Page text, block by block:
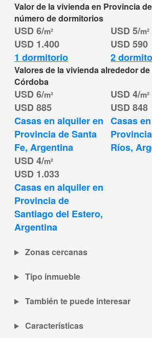
Valor de la vivienda en Provincia
número de dormitorios
USD 1.400
USD 6/m²
1 dormitorio
USD 590
USD 5/m²
2
Valores de la vivienda alrededor
Córdoba
USD 885
USD 6/m²
Casas en alquiler en
Provincia de Santa
Fe, Argentina
USD 848
USD 4/m²
Casas
Ríos,
USD 1.033
USD 4/m²
Casas en alquiler en
Provincia de
Santiago del Estero,
Argentina
Zonas cercanas
Tipo inmueble
También te puede interesar
Características